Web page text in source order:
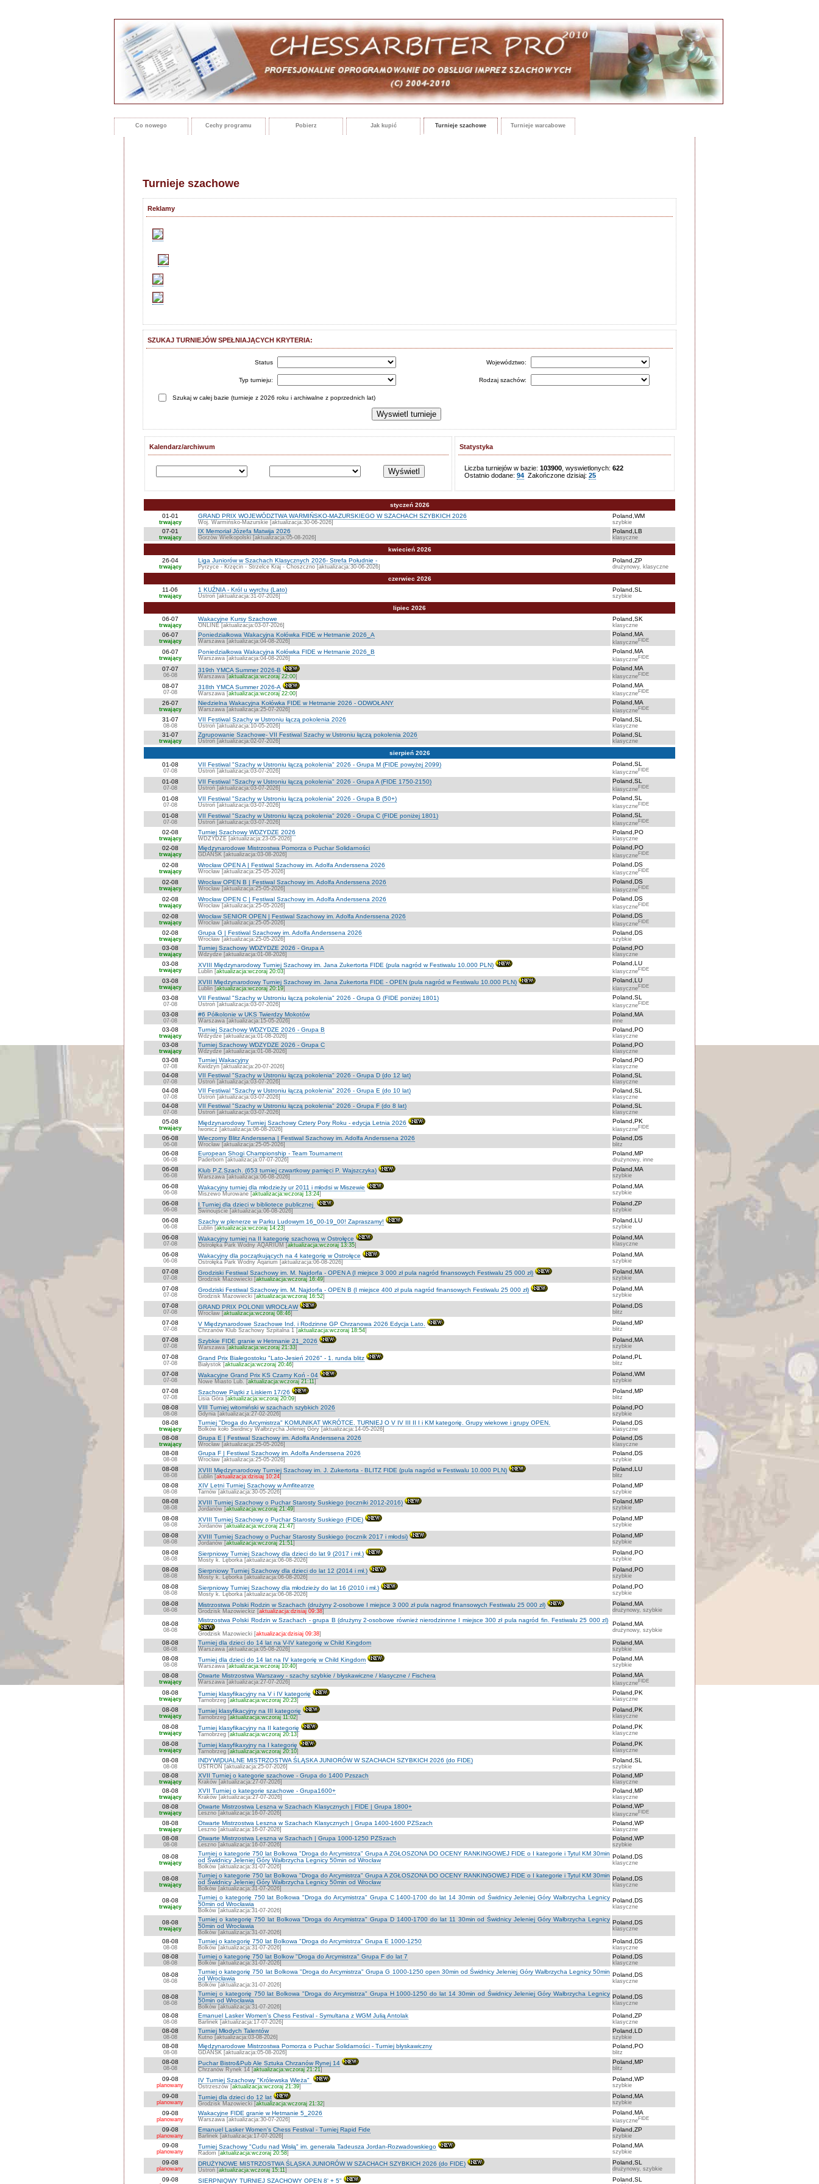
Co nowego Cechy programu Pobierz Jak kupić Turnieje szachowe Turnieje warcabowe
Turnieje szachowe
Reklamy
SZUKAJ TURNIEJÓW SPEŁNIAJĄCYCH KRYTERIA:
Status Województwo:
Typ turnieju: Rodzaj szachów:
Szukaj w całej bazie (turnieje z 2026 roku i archiwalne z poprzednich lat)
Kalendarz/archiwum Statystyka
Liczba turniejów w bazie: 103900 , wyswietlonych: 622
Ostatnio dodane: 94 Zakończone dzisiaj: 25
styczeń 2026
01-01
trwający
GRAND PRIX WOJEWÓDZTWA WARMIŃSKO-MAZURSKIEGO W SZACHACH SZYBKICH 2026
Woj. Warmińsko-Mazurskie [aktualizacja:30-06-2026]
Poland,WM
szybkie
07-01
trwający
IX Memoriał Józefa Matwija 2026
Gorzów Wielkopolski [aktualizacja:05-08-2026]
Poland,LB
klasyczne
kwiecień 2026
26-04
trwający
Liga Juniorów w Szachach Klasycznych 2026- Strefa Południe -
Pyrzyce - Krzęcin - Strzelce Kraj - Choszczno [aktualizacja:30-06-2026]
Poland,ZP
drużynowy, klasyczne
czerwiec 2026
11-06
trwający
1 KUŹNIA - Król u wyrchu (Lato)
Ustroń [aktualizacja:31-07-2026]
Poland,SL
szybkie
lipiec 2026
06-07
trwający
Wakacyjne Kursy Szachowe
ONLINE [aktualizacja:03-07-2026]
Poland,SK
klasyczne
06-07
trwający
Poniedziałkowa Wakacyjna Kołówka FIDE w Hetmanie 2026_A
Warszawa [aktualizacja:04-08-2026]
Poland,MA
klasyczneFIDE
06-07
trwający
Poniedziałkowa Wakacyjna Kołówka FIDE w Hetmanie 2026_B
Warszawa [aktualizacja:04-08-2026]
Poland,MA
klasyczneFIDE
07-07
06-08
319th YMCA Summer 2026-B
Warszawa [aktualizacja:wczoraj 22:00]
Poland,MA
klasyczneFIDE
08-07
07-08
318th YMCA Summer 2026-A
Warszawa [aktualizacja:wczoraj 22:00]
Poland,MA
klasyczneFIDE
26-07
trwający
Niedzielna Wakacyjna Kołówka FIDE w Hetmanie 2026 - ODWOŁANY
Warszawa [aktualizacja:25-07-2026]
Poland,MA
klasyczneFIDE
31-07
08-08
VII Festiwal Szachy w Ustroniu łączą pokolenia 2026
Ustroń [aktualizacja:10-05-2026]
Poland,SL
klasyczne
31-07
trwający
Zgrupowanie Szachowe- VII Festiwal Szachy w Ustroniu łączą pokolenia 2026
Ustroń [aktualizacja:02-07-2026]
Poland,SL
klasyczne
sierpień 2026
01-08
07-08
VII Festiwal "Szachy w Ustroniu łączą pokolenia" 2026 - Grupa M (FIDE powyżej 2099)
Ustroń [aktualizacja:03-07-2026]
Poland,SL
klasyczneFIDE
01-08
07-08
VII Festiwal "Szachy w Ustroniu łączą pokolenia" 2026 - Grupa A (FIDE 1750-2150)
Ustroń [aktualizacja:03-07-2026]
Poland,SL
klasyczneFIDE
01-08
07-08
VII Festiwal "Szachy w Ustroniu łączą pokolenia" 2026 - Grupa B (50+)
Ustroń [aktualizacja:03-07-2026]
Poland,SL
klasyczneFIDE
01-08
07-08
VII Festiwal "Szachy w Ustroniu łączą pokolenia" 2026 - Grupa C (FIDE poniżej 1801)
Ustroń [aktualizacja:03-07-2026]
Poland,SL
klasyczneFIDE
02-08
trwający
Turniej Szachowy WDZYDZE 2026
WDZYDZE [aktualizacja:23-05-2026]
Poland,PO
klasyczne
02-08
trwający
Międzynarodowe Mistrzostwa Pomorza o Puchar Solidarności
GDAŃSK [aktualizacja:03-08-2026]
Poland,PO
klasyczneFIDE
02-08
trwający
Wrocław OPEN A | Festiwal Szachowy im. Adolfa Anderssena 2026
Wrocław [aktualizacja:25-05-2026]
Poland,DS
klasyczneFIDE
02-08
trwający
Wrocław OPEN B | Festiwal Szachowy im. Adolfa Anderssena 2026
Wrocław [aktualizacja:25-05-2026]
Poland,DS
klasyczneFIDE
02-08
trwający
Wrocław OPEN C | Festiwal Szachowy im. Adolfa Anderssena 2026
Wrocław [aktualizacja:25-05-2026]
Poland,DS
klasyczneFIDE
02-08
trwający
Wrocław SENIOR OPEN | Festiwal Szachowy im. Adolfa Anderssena 2026
Wrocław [aktualizacja:25-05-2026]
Poland,DS
klasyczneFIDE
02-08
trwający
Grupa G | Festiwal Szachowy im. Adolfa Anderssena 2026
Wrocław [aktualizacja:25-05-2026]
Poland,DS
szybkie
03-08
trwający
Turniej Szachowy WDZYDZE 2026 - Grupa A
Wdzydze [aktualizacja:01-08-2026]
Poland,PO
klasyczne
03-08
trwający
XVIII Międzynarodowy Turniej Szachowy im. Jana Zukertorta FIDE (pula nagród w Festiwalu 10.000 PLN)
Lublin [aktualizacja:wczoraj 20:03]
Poland,LU
klasyczneFIDE
03-08
trwający
XVIII Międzynarodowy Turniej Szachowy im. Jana Zukertorta FIDE - OPEN (pula nagród w Festiwalu 10.000 PLN)
Lublin [aktualizacja:wczoraj 20:19]
Poland,LU
klasyczneFIDE
03-08
07-08
VII Festiwal "Szachy w Ustroniu łączą pokolenia" 2026 - Grupa G (FIDE poniżej 1801)
Ustroń [aktualizacja:03-07-2026]
Poland,SL
klasyczneFIDE
03-08
07-08
#6 Półkolonie w UKS Twierdzy Mokotów
Warszawa [aktualizacja:15-05-2026]
Poland,MA
inne
03-08
trwający
Turniej Szachowy WDZYDZE 2026 - Grupa B
Wdzydze [aktualizacja:01-08-2026]
Poland,PO
klasyczne
03-08
trwający
Turniej Szachowy WDZYDZE 2026 - Grupa C
Wdzydze [aktualizacja:01-08-2026]
Poland,PO
klasyczne
03-08
07-08
Turniej Wakacyjny
Kwidzyn [aktualizacja:20-07-2026]
Poland,PO
klasyczne
04-08
07-08
VII Festiwal "Szachy w Ustroniu łączą pokolenia" 2026 - Grupa D (do 12 lat)
Ustroń [aktualizacja:03-07-2026]
Poland,SL
klasyczne
04-08
07-08
VII Festiwal "Szachy w Ustroniu łączą pokolenia" 2026 - Grupa E (do 10 lat)
Ustroń [aktualizacja:03-07-2026]
Poland,SL
klasyczne
04-08
07-08
VII Festiwal "Szachy w Ustroniu łączą pokolenia" 2026 - Grupa F (do 8 lat)
Ustroń [aktualizacja:03-07-2026]
Poland,SL
klasyczne
05-08
trwający
Międzynarodowy Turniej Szachowy Cztery Pory Roku - edycja Letnia 2026
Iwonicz [aktualizacja:06-08-2026]
Poland,PK
klasyczneFIDE
06-08
06-08
Wieczorny Blitz Anderssena | Festiwal Szachowy im. Adolfa Anderssena 2026
Wrocław [aktualizacja:25-05-2026]
Poland,DS
blitz
06-08
06-08
European Shogi Championship - Team Tournament
Paderborn [aktualizacja:07-07-2026]
Poland,MP
drużynowy, inne
06-08
06-08
Klub P.Z.Szach. (653 turniej czwartkowy pamięci P. Wajszczyka)
Warszawa [aktualizacja:06-08-2026]
Poland,MA
szybkie
06-08
06-08
Wakacyjny turniej dla młodzieży ur 2011 i młodsi w Miszewie
Miszewo Murowane [aktualizacja:wczoraj 13:24]
Poland,MA
szybkie
06-08
06-08
I Turniej dla dzieci w bibliotece publicznej
Świnoujście [aktualizacja:06-08-2026]
Poland,ZP
szybkie
06-08
06-08
Szachy w plenerze w Parku Ludowym 16_00-19_00! Zapraszamy!
Lublin [aktualizacja:wczoraj 14:23]
Poland,LU
szybkie
06-08
07-08
Wakacyjny turniej na II kategorię szachową w Ostrołęce
Ostrołęka Park Wodny AQARIUM [aktualizacja:wczoraj 13:35]
Poland,MA
klasyczne
06-08
06-08
Wakacyjny dla początkujących na 4 kategorię w Ostrołęce
Ostrołęka Park Wodny Aqarium [aktualizacja:06-08-2026]
Poland,MA
szybkie
07-08
07-08
Grodziski Festiwal Szachowy im. M. Najdorfa - OPEN A (I miejsce 3 000 zł pula nagród finansowych Festiwalu 25 000 zł)
Grodzisk Mazowiecki [aktualizacja:wczoraj 16:49]
Poland,MA
szybkie
07-08
07-08
Grodziski Festiwal Szachowy im. M. Najdorfa - OPEN B (I miejsce 400 zł pula nagród finansowych Festiwalu 25 000 zł)
Grodzisk Mazowiecki [aktualizacja:wczoraj 16:52]
Poland,MA
szybkie
07-08
07-08
GRAND PRIX POLONII WROCŁAW
Wrocław [aktualizacja:wczoraj 08:46]
Poland,DS
blitz
07-08
07-08
V Międzynarodowe Szachowe Ind. i Rodzinne GP Chrzanowa 2026 Edycja Lato.
Chrzanów Klub Szachowy Szpitalna 1 [aktualizacja:wczoraj 18:54]
Poland,MP
blitz
07-08
07-08
Szybkie FIDE granie w Hetmanie 21_2026
Warszawa [aktualizacja:wczoraj 21:33]
Poland,MA
szybkie
07-08
07-08
Grand Prix Białegostoku "Lato-Jesień 2026" - 1. runda blitz
Białystok [aktualizacja:wczoraj 20:46]
Poland,PL
blitz
07-08
07-08
Wakacyjne Grand Prix KS Czarny Koń - 04
Nowe Miasto Lub. [aktualizacja:wczoraj 21:11]
Poland,WM
szybkie
07-08
07-08
Szachowe Piątki z Liskiem 17/26
Lisia Góra [aktualizacja:wczoraj 20:09]
Poland,MP
blitz
08-08
08-08
VIII Turniej witomiński w szachach szybkich 2026
Gdynia [aktualizacja:27-02-2026]
Poland,PO
szybkie
08-08
trwający
Turniej "Droga do Arcymistrza" KOMUNIKAT WKRÓTCE. TURNIEJ O V IV III II I i KM kategorię. Grupy wiekowe i grupy OPEN.
Bolków koło Świdnicy Wałbrzycha Jeleniej Góry [aktualizacja:14-05-2026]
Poland,DS
klasyczne
08-08
trwający
Grupa E | Festiwal Szachowy im. Adolfa Anderssena 2026
Wrocław [aktualizacja:25-05-2026]
Poland,DS
klasyczne
08-08
08-08
Grupa F | Festiwal Szachowy im. Adolfa Anderssena 2026
Wrocław [aktualizacja:25-05-2026]
Poland,DS
szybkie
08-08
08-08
XVIII Międzynarodowy Turniej Szachowy im. J. Zukertorta - BLITZ FIDE (pula nagród w Festiwalu 10.000 PLN)
Lublin [aktualizacja:dzisiaj 10:24]
Poland,LU
blitz
08-08
08-08
XIV Letni Turniej Szachowy w Amfiteatrze
Tarnów [aktualizacja:30-05-2026]
Poland,MP
szybkie
08-08
08-08
XVIII Turniej Szachowy o Puchar Starosty Suskiego (roczniki 2012-2016)
Jordanów [aktualizacja:wczoraj 21:49]
Poland,MP
szybkie
08-08
08-08
XVIII Turniej Szachowy o Puchar Starosty Suskiego (FIDE)
Jordanów [aktualizacja:wczoraj 21:47]
Poland,MP
szybkie
08-08
08-08
XVIII Turniej Szachowy o Puchar Starosty Suskiego (rocznik 2017 i młodsi)
Jordanów [aktualizacja:wczoraj 21:51]
Poland,MP
szybkie
08-08
08-08
Sierpniowy Turniej Szachowy dla dzieci do lat 9 (2017 i mł.)
Mosty k. Lęborka [aktualizacja:06-08-2026]
Poland,PO
szybkie
08-08
08-08
Sierpniowy Turniej Szachowy dla dzieci do lat 12 (2014 i mł.)
Mosty k. Lęborka [aktualizacja:06-08-2026]
Poland,PO
szybkie
08-08
08-08
Sierpniowy Turniej Szachowy dla młodzieży do lat 16 (2010 i mł.)
Mosty k. Lęborka [aktualizacja:06-08-2026]
Poland,PO
szybkie
08-08
08-08
Mistrzostwa Polski Rodzin w Szachach (drużyny 2-osobowe I miejsce 3 000 zł pula nagrod finansowych Festiwalu 25 000 zł)
Grodzisk Mazowieckiz [aktualizacja:dzisiaj 09:38]
Poland,MA
drużynowy, szybkie
08-08
08-08
Mistrzostwa Polski Rodzin w Szachach - grupa B (drużyny 2-osobowe również nierodzinnne I miejsce 300 zł pula nagród fin. Festiwalu 25 000 zl)
Grodzisk Mazowiecki [aktualizacja:dzisiaj 09:38]
Poland,MA
drużynowy, szybkie
08-08
08-08
Turniej dla dzieci do 14 lat na V-IV kategorię w Child Kingdom
Warszawa [aktualizacja:05-08-2026]
Poland,MA
szybkie
08-08
08-08
Turniej dla dzieci do 14 lat na IV kategorię w Child Kingdom
Warszawa [aktualizacja:wczoraj 10:40]
Poland,MA
szybkie
08-08
trwający
Otwarte Mistrzostwa Warszawy - szachy szybkie / błyskawiczne / klasyczne / Fischera
Warszawa [aktualizacja:27-07-2026]
Poland,MA
klasyczneFIDE
08-08
trwający
Turniej klasyfikacyjny na V i IV kategorię
Tarnobrzeg [aktualizacja:wczoraj 20:23]
Poland,PK
klasyczne
08-08
trwający
Turniej klasyfikacyjny na III kategorię
Tarnobrzeg [aktualizacja:wczoraj 11:02]
Poland,PK
klasyczne
08-08
trwający
Turniej klasyfikacyjny na II kategorię
Tarnobrzeg [aktualizacja:wczoraj 20:13]
Poland,PK
klasyczne
08-08
trwający
Turniej klasyfikaxyjny na I kategorię
Tarnobrzeg [aktualizacja:wczoraj 20:10]
Poland,PK
klasyczne
08-08
08-08
INDYWIDUALNE MISTRZOSTWA ŚLĄSKA JUNIORÓW W SZACHACH SZYBKICH 2026 (do FIDE)
USTROŃ [aktualizacja:25-07-2026]
Poland,SL
szybkie
08-08
trwający
XVII Turniej o kategorie szachowe - Grupa do 1400 Pzszach
Kraków [aktualizacja:27-07-2026]
Poland,MP
klasyczne
08-08
trwający
XVII Turniej o kategorie szachowe - Grupa1600+
Kraków [aktualizacja:27-07-2026]
Poland,MP
klasyczne
08-08
trwający
Otwarte Mistrzostwa Leszna w Szachach Klasycznych | FIDE | Grupa 1800+
Leszno [aktualizacja:16-07-2026]
Poland,WP
klasyczneFIDE
08-08
trwający
Otwarte Mistrzostwa Leszna w Szachach Klasycznych | Grupa 1400-1600 PZSzach
Leszno [aktualizacja:16-07-2026]
Poland,WP
klasyczne
08-08
08-08
Otwarte Mistrzostwa Leszna w Szachach | Grupa 1000-1250 PZSzach
Leszno [aktualizacja:16-07-2026]
Poland,WP
szybkie
08-08
trwający
Turniej o kategorie 750 lat Bolkowa "Droga do Arcymistrza" Grupa A ZGŁOSZONA DO OCENY RANKINGOWEJ FIDE o I kategorie i Tytul KM 30min
od Świdnicy Jeleniej Góry Wałbrzycha Legnicy 50min od Wrocław
Bolków [aktualizacja:31-07-2026]
Poland,DS
klasyczne
08-08
trwający
Turniej o kategorie 750 lat Bolkowa "Droga do Arcymistrza" Grupa A ZGŁOSZONA DO OCENY RANKINGOWEJ FIDE o I kategorie i Tytul KM 30min
od Świdnicy Jeleniej Góry Wałbrzycha Legnicy 50min od Wrocław
Bolków [aktualizacja:31-07-2026]
Poland,DS
klasyczne
08-08
trwający
Turniej o kategorię 750 lat Bolkowa "Droga do Arcymistrza" Grupa C 1400-1700 do lat 14 30min od Świdnicy Jeleniej Góry Wałbrzycha Legnicy
50min od Wrocławia
Bolków [aktualizacja:31-07-2026]
Poland,DS
klasyczne
08-08
trwający
Turniej o kategorię 750 lat Bolkowa "Droga do Arcymistrza" Grupa D 1400-1700 do lat 11 30min od Świdnicy Jeleniej Góry Wałbrzycha Legnicy
50min od Wrocławia
Bolków [aktualizacja:31-07-2026]
Poland,DS
klasyczne
08-08
08-08
Turniej o kategorię 750 lat Bolkowa "Droga do Arcymistrza" Grupa E 1000-1250
Bolków [aktualizacja:31-07-2026]
Poland,DS
klasyczne
08-08
08-08
Turniej o kategorię 750 lat Bolkow "Droga do Arcymistrza" Grupa F do lat 7
Bolków [aktualizacja:31-07-2026]
Poland,DS
klasyczne
08-08
08-08
Turniej o kategorię 750 lat Bolkowa "Droga do Arcymistrza" Grupa G 1000-1250 open 30min od Świdnicy Jeleniej Góry Wałbrzycha Legnicy 50min
od Wrocławia
Bolków [aktualizacja:31-07-2026]
Poland,DS
klasyczne
08-08
08-08
Turniej o kategorię 750 lat Bolkowa "Droga do Arcymistrza" Grupa H 1000-1250 do lat 14 30min od Świdnicy Jeleniej Góry Wałbrzycha Legnicy
50min od Wrocławia
Bolków [aktualizacja:31-07-2026]
Poland,DS
klasyczne
08-08
08-08
Emanuel Lasker Women's Chess Festival - Symultana z WGM Julią Antolak
Barlinek [aktualizacja:17-07-2026]
Poland,ZP
klasyczne
08-08
08-08
Turniej Młodych Talentów
Kutno [aktualizacja:03-08-2026]
Poland,LD
szybkie
08-08
08-08
Międzynarodowe Mistrzostwa Pomorza o Puchar Solidarności - Turniej błyskawiczny
GDAŃSK [aktualizacja:05-08-2026]
Poland,PO
blitz
08-08
08-08
Puchar Bistro&Pub Ale Sztuka Chrzanów Rynej 14
Chrzanów Rynek 14 [aktualizacja:wczoraj 21:21]
Poland,MP
blitz
09-08
planowany
IV Turniej Szachowy "Królewska Wieża"
Ostrzeszów [aktualizacja:wczoraj 21:39]
Poland,WP
szybkie
09-08
planowany
Turniej dla dzieci do 12 lat
Grodzisk Mazowiecki [aktualizacja:wczoraj 21:32]
Poland,MA
szybkie
09-08
planowany
Wakacyjne FIDE granie w Hetmanie 5_2026
Warszawa [aktualizacja:30-07-2026]
Poland,MA
klasyczneFIDE
09-08
planowany
Emanuel Lasker Women's Chess Festival - Turniej Rapid Fide
Barlinek [aktualizacja:17-07-2026]
Poland,ZP
szybkie
09-08
planowany
Turniej Szachowy "Cudu nad Wisłą" im. generała Tadeusza Jordan-Rozwadowskiego
Radom [aktualizacja:wczoraj 20:58]
Poland,MA
szybkie
09-08
planowany
DRUŻYNOWE MISTRZOSTWA ŚLĄSKA JUNIORÓW W SZACHACH SZYBKICH 2026 (do FIDE)
Ustroń [aktualizacja:wczoraj 15:11]
Poland,SL
drużynowy, szybkie
09-08 SIERPNIOWY TURNIEJ SZACHOWY OPEN 8' + 5" Poland,SL